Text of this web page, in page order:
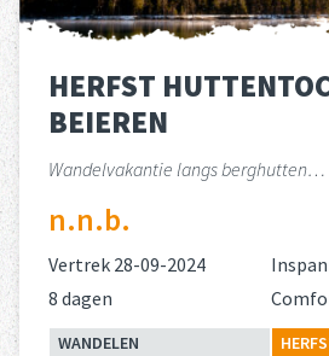
HERFST
BEIEREN
Wandelvakantie langs berghutten…
n.n.b.
Vertrek 28-09-2024
8 dagen
WANDELEN